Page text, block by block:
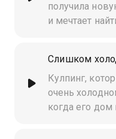
получила
и мечтает
этот странный
ни на один
Слишком
Кулпинг,
очень
когда его дом